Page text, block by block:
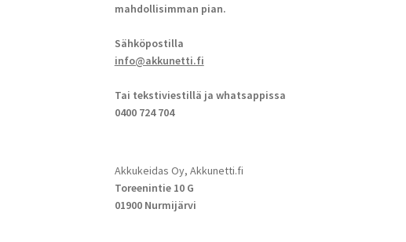
mahdollisimman pian.
Sähköpostilla
info@akkunetti.fi
Tai tekstiviestillä ja whatsappissa
0400 724 704
Akkukeidas Oy, Akkunetti.fi
Toreenintie 10 G
01900 Nurmijärvi